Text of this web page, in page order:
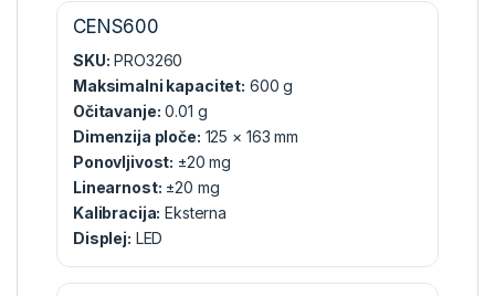
CENS600
SKU: PRO3260
Maksimalni kapacitet: 600 g
Očitavanje: 0.01 g
Dimenzija ploče: 125 × 163 mm
Ponovljivost: ±20 mg
Linearnost: ±20 mg
Kalibracija: Eksterna
Displej: LED